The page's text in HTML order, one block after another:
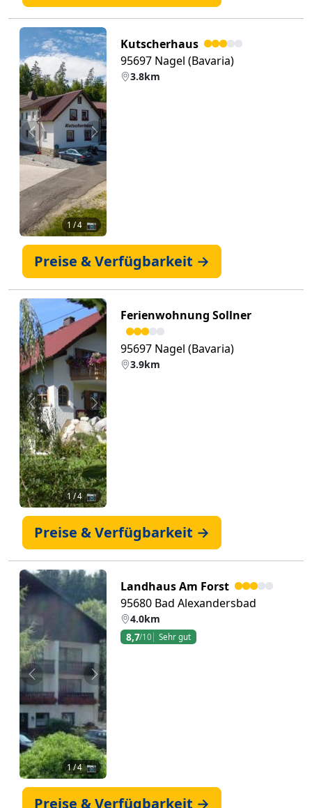
Zurück Weiter
1 / 4 📷
Kutscherhaus
95697 Nagel (Bavaria)
3.8km
Preise & Verfügbarkeit →
Zurück Weiter
1/ 4 📷
Ferienwohnung Sollner
95697 Nagel (Bavaria)
3.9km
Preise & Verfügbarkeit →
Zurück Weiter
1/ 4 📷
Landhaus Am Forst
95680 Bad Alexandersbad
4.0km
8,7/10 Sehr gut
Preise & Verfügbarkeit →